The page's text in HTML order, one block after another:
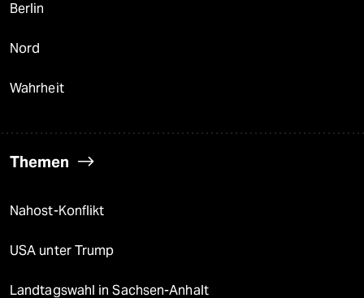
Berlin
Nord
Wahrheit
Themen
Nahost-Konflikt
USA unter Trump
Landtagswahl in Sachsen-Anhalt